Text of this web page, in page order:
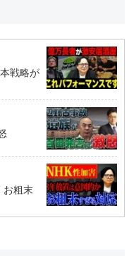
戦略が
お粗末